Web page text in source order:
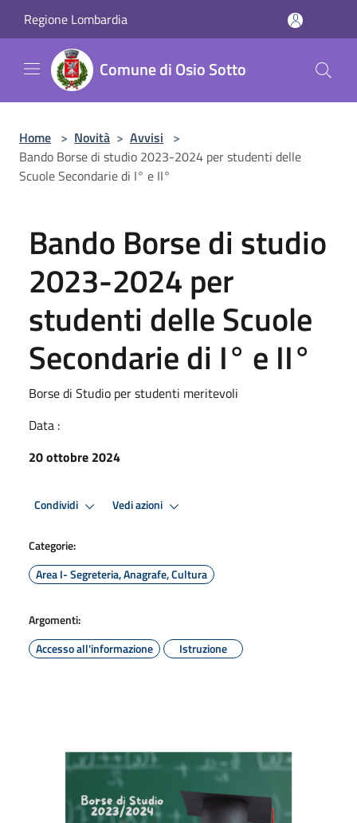
Regione Lombardia
Comune di Osio Sotto
Home > Novità > Avvisi >
Bando Borse di studio 2023-2024 per studenti delle
Scuole Secondarie di I° e II°
Bando Borse di studio
2023-2024 per
studenti delle Scuole
Secondarie di I° e II°
Borse di Studio per studenti meritevoli
Data :
20 ottobre 2024
Condividi Vedi azioni
Categorie:
Area I- Segreteria, Anagrafe, Cultura
Argomenti:
Accesso all'informazione
Istruzione